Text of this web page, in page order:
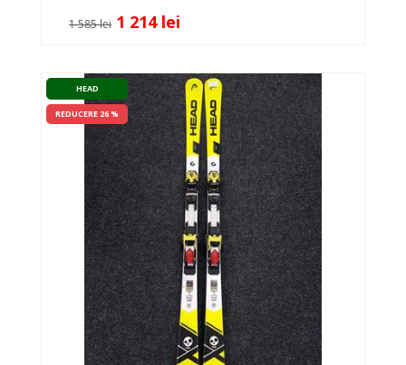
1 585 lei 1 214 lei
HEAD
REDUCERE 26 %